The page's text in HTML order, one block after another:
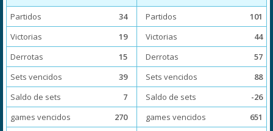
Partidos
34
Victorias
19
Derrotas
15
Sets vencidos
39
Saldo de sets
7
games vencidos
270
Partidos
101
Victorias
44
Derrotas
57
Sets vencidos
88
Saldo de sets
-26
games vencidos
651